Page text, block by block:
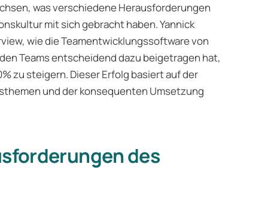
was verschiedene Herausforderungen
mit sich gebracht haben. Yannick
wie die Teamentwicklungssoftware von
Teams entscheidend dazu beigetragen hat,
zu steigern. Dieser Erfolg basiert auf der
und der konsequenten Umsetzung
des